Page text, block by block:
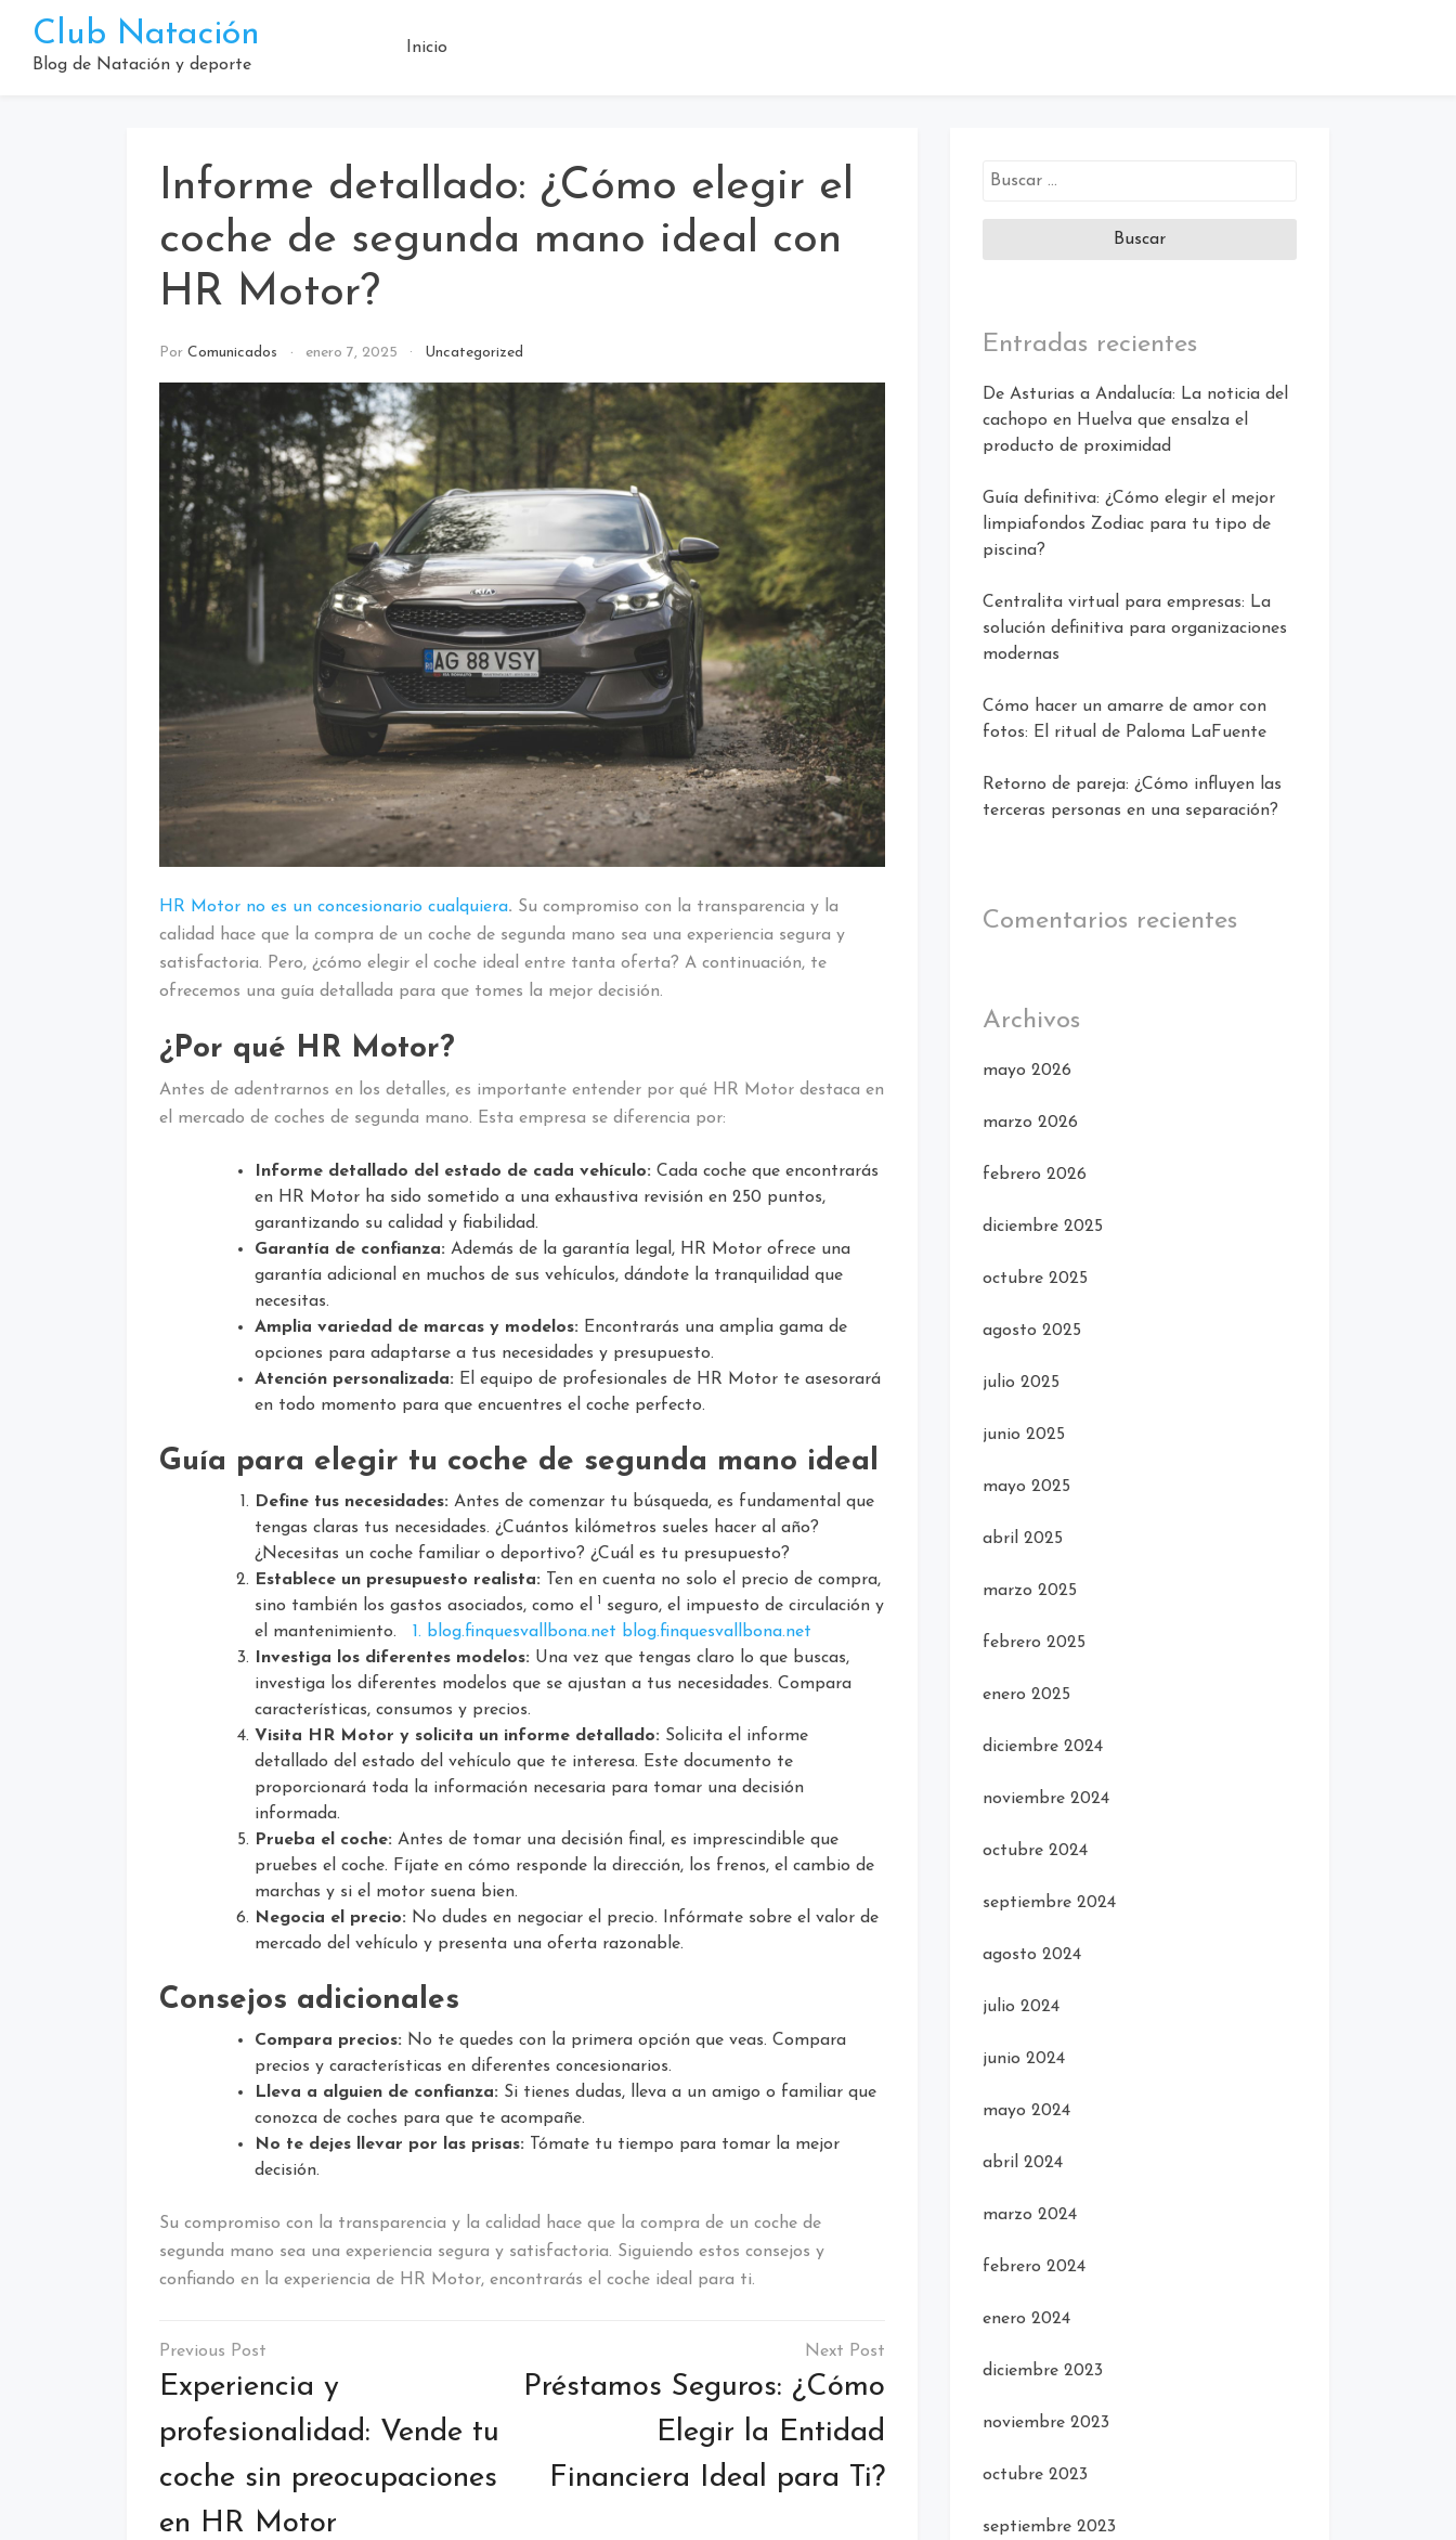
contenido
Club Natación
Blog de Natación y deporte
Inicio
Informe detallado: ¿Cómo elegir el
coche de segunda mano ideal con
HR Motor?
Por Comunicados enero 7, 2025 Uncategorized
HR Motor no es un concesionario cualquiera. Su compromiso con la transparencia y la
calidad hace que la compra de un coche de segunda mano sea una experiencia segura y
satisfactoria. Pero, ¿cómo elegir el coche ideal entre tanta oferta? A continuación, te
ofrecemos una guía detallada para que tomes la mejor decisión.
¿Por qué HR Motor?
Antes de adentrarnos en los detalles, es importante entender por qué HR Motor destaca en
el mercado de coches de segunda mano. Esta empresa se diferencia por:
Informe detallado del estado de cada vehículo: Cada coche que encontrarás
en HR Motor ha sido sometido a una exhaustiva revisión en 250 puntos,
garantizando su calidad y fiabilidad.
Garantía de confianza: Además de la garantía legal, HR Motor ofrece una
garantía adicional en muchos de sus vehículos, dándote la tranquilidad que
necesitas.
Amplia variedad de marcas y modelos: Encontrarás una amplia gama de
opciones para adaptarse a tus necesidades y presupuesto.
Atención personalizada: El equipo de profesionales de HR Motor te asesorará
en todo momento para que encuentres el coche perfecto.
Guía para elegir tu coche de segunda mano ideal
Define tus necesidades: Antes de comenzar tu búsqueda, es fundamental que
tengas claras tus necesidades. ¿Cuántos kilómetros sueles hacer al año?
¿Necesitas un coche familiar o deportivo? ¿Cuál es tu presupuesto?
Establece un presupuesto realista: Ten en cuenta no solo el precio de compra,
sino también los gastos asociados, como el
1
seguro, el impuesto de circulación y
el mantenimiento. 1. blog.finquesvallbona.net blog.finquesvallbona.net
Investiga los diferentes modelos: Una vez que tengas claro lo que buscas,
investiga los diferentes modelos que se ajustan a tus necesidades. Compara
características, consumos y precios.
Visita HR Motor y solicita un informe detallado: Solicita el informe
detallado del estado del vehículo que te interesa. Este documento te
proporcionará toda la información necesaria para tomar una decisión
informada.
Prueba el coche: Antes de tomar una decisión final, es imprescindible que
pruebes el coche. Fíjate en cómo responde la dirección, los frenos, el cambio de
marchas y si el motor suena bien.
Negocia el precio: No dudes en negociar el precio. Infórmate sobre el valor de
mercado del vehículo y presenta una oferta razonable.
Consejos adicionales
Compara precios: No te quedes con la primera opción que veas. Compara
precios y características en diferentes concesionarios.
Lleva a alguien de confianza: Si tienes dudas, lleva a un amigo o familiar que
conozca de coches para que te acompañe.
No te dejes llevar por las prisas: Tómate tu tiempo para tomar la mejor
decisión.
Su compromiso con la transparencia y la calidad hace que la compra de un coche de
segunda mano sea una experiencia segura y satisfactoria. Siguiendo estos consejos y
confiando en la experiencia de HR Motor, encontrarás el coche ideal para ti.
Navegación
de
entradas
Experiencia y
profesionalidad: Vende tu
coche sin preocupaciones
en HR Motor
Préstamos Seguros: ¿Cómo
Elegir la Entidad
Financiera Ideal para Ti?
Buscar:
Entradas recientes
De Asturias a Andalucía: La noticia del
cachopo en Huelva que ensalza el
producto de proximidad
Guía definitiva: ¿Cómo elegir el mejor
limpiafondos Zodiac para tu tipo de
piscina?
Centralita virtual para empresas: La
solución definitiva para organizaciones
modernas
Cómo hacer un amarre de amor con
fotos: El ritual de Paloma LaFuente
Retorno de pareja: ¿Cómo influyen las
terceras personas en una separación?
Comentarios recientes
Archivos
mayo 2026
marzo 2026
febrero 2026
diciembre 2025
octubre 2025
agosto 2025
julio 2025
junio 2025
mayo 2025
abril 2025
marzo 2025
febrero 2025
enero 2025
diciembre 2024
noviembre 2024
octubre 2024
septiembre 2024
agosto 2024
julio 2024
junio 2024
mayo 2024
abril 2024
marzo 2024
febrero 2024
enero 2024
diciembre 2023
noviembre 2023
octubre 2023
septiembre 2023